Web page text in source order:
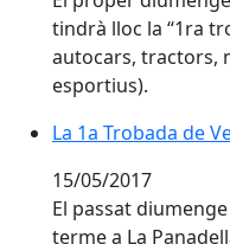
tindrà lloc la “1ra
autocars, tractors,
esportius).
La 1a Trobada de
La 1a Trobada de
15/05/2017
El passat
terme a La